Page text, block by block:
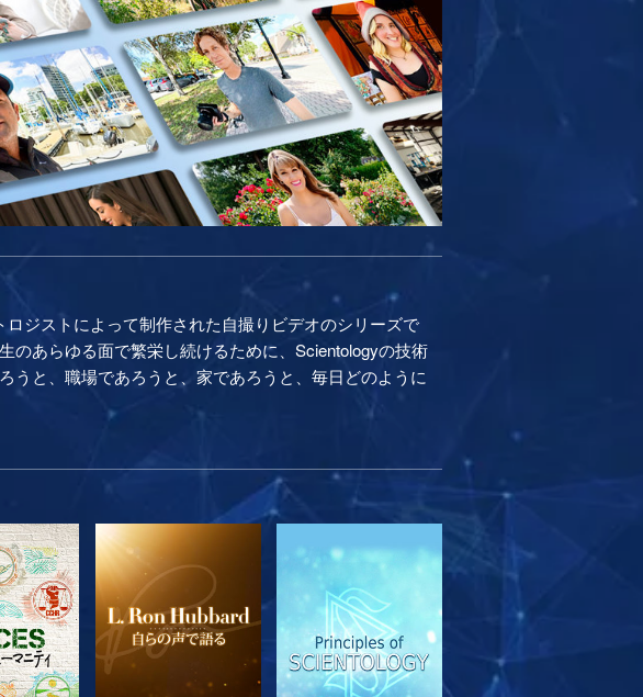
ジストによって制作された自撮りビデオのシリーズで
のあらゆる面で繁栄し続けるために、Scientologyの技術
うと、職場であろうと、家であろうと、毎日どのように